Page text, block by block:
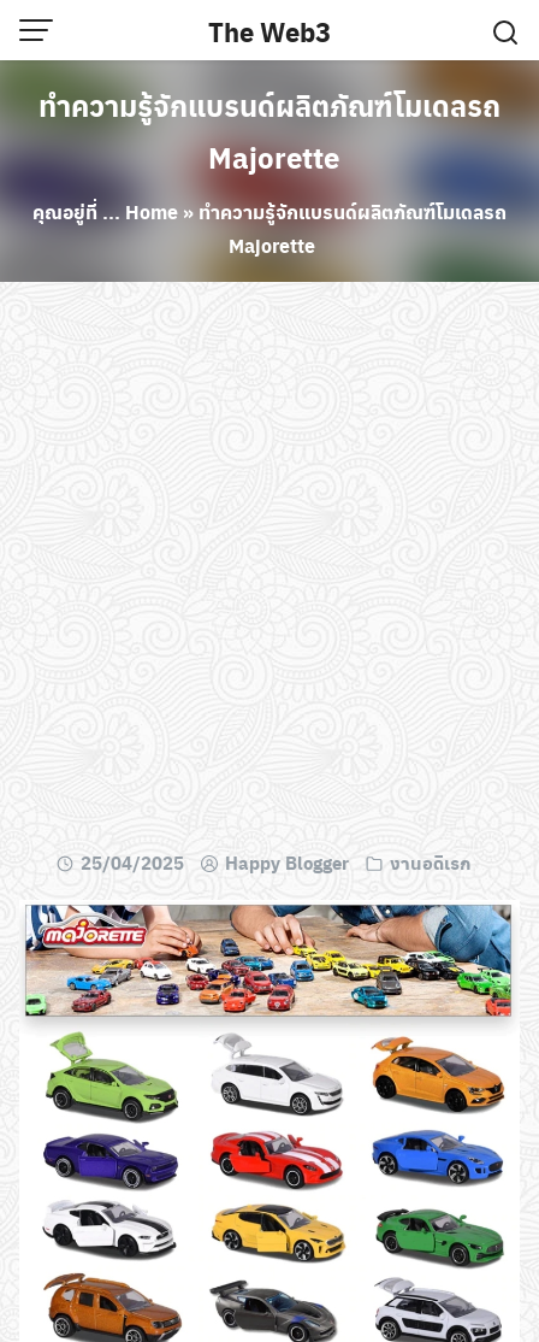
Skip
to
content
The Web3
ทำความรู้จักแบรนด์ผลิตภัณฑ์โมเดลรถ
Majorette
คุณอยู่ที่ ... Home » ทำความรู้จักแบรนด์ผลิตภัณฑ์โมเดลรถ
Majorette
25/04/2025 Happy Blogger งานอดิเรก